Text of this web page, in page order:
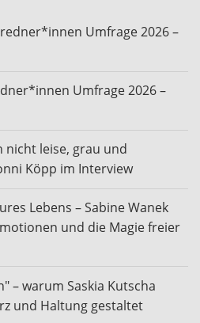
Umfrage 2026 –
Umfrage 2026 –
nicht leise, grau und
Köpp im Interview
Lebens – Sabine Wanek
und die Magie freier
– warum Saskia Kutscha
und Haltung gestaltet